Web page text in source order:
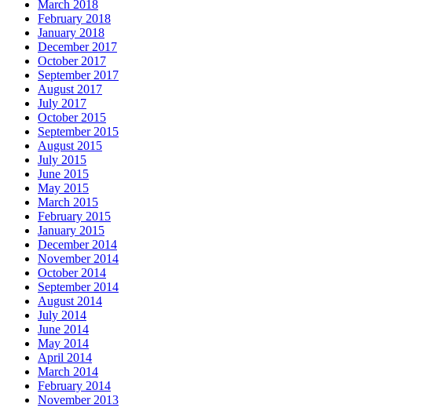
March 2018
February 2018
January 2018
December 2017
October 2017
September 2017
August 2017
July 2017
October 2015
September 2015
August 2015
July 2015
June 2015
May 2015
March 2015
February 2015
January 2015
December 2014
November 2014
October 2014
September 2014
August 2014
July 2014
June 2014
May 2014
April 2014
March 2014
February 2014
November 2013